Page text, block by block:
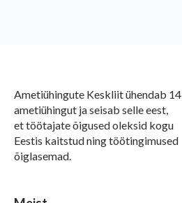
Ametiühingute Keskliit ühendab 14
ametiühingut ja seisab selle eest,
et töötajate õigused oleksid kogu
Eestis kaitstud ning töötingimused
õiglasemad.